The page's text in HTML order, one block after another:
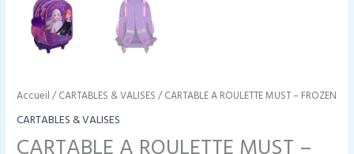
Accueil /CARTABLES & VALISES / CARTABLE A ROULETTE MUST – FROZEN
CARTABLES & VALISES